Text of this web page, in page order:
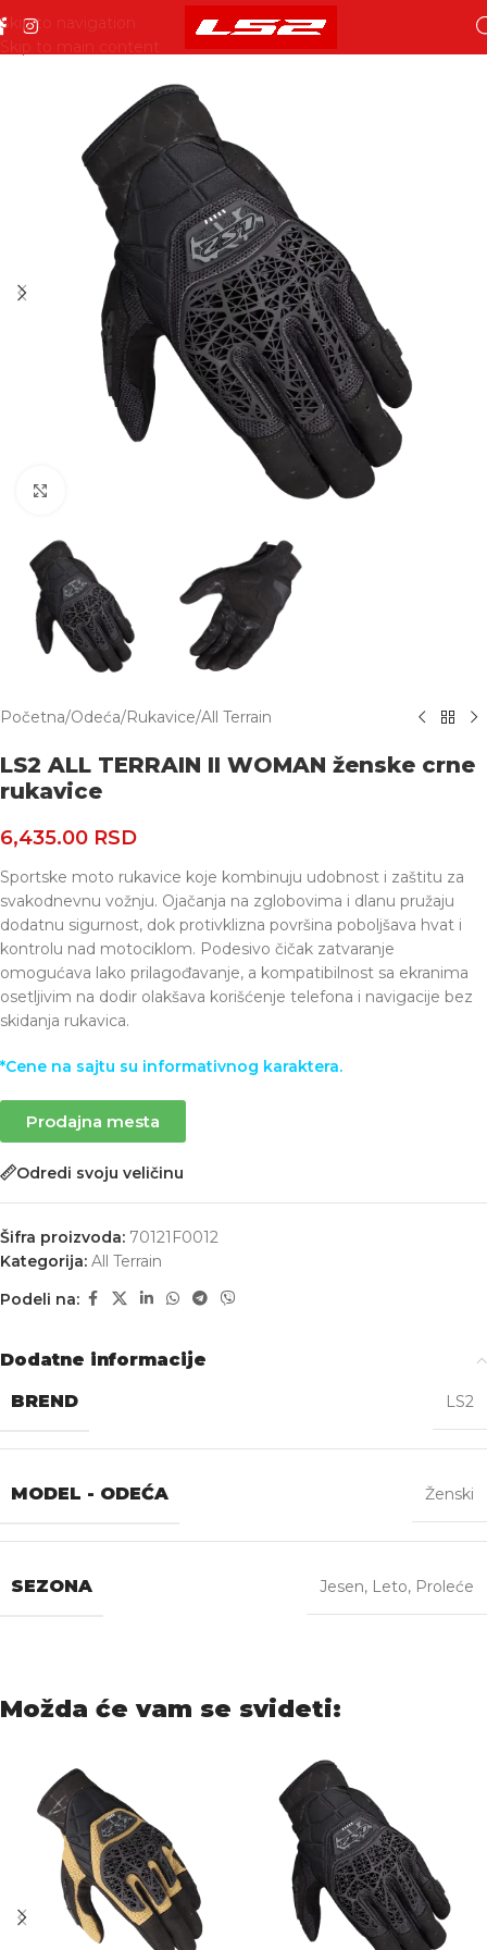
Skip to navigation
Skip to main content
Početna/Odeća/Rukavice/All Terrain
LS2 ALL TERRAIN II WOMAN ženske crne
rukavice
6,435.00 RSD
Sportske moto rukavice koje kombinuju udobnost i zaštitu za
svakodnevnu vožnju. Ojačanja na zglobovima i dlanu pružaju
dodatnu sigurnost, dok protivklizna površina poboljšava hvat i
kontrolu nad motociklom. Podesivo čičak zatvaranje
omogućava lako prilagođavanje, a kompatibilnost sa ekranima
osetljivim na dodir olakšava korišćenje telefona i navigacije bez
skidanja rukavica.
*Cene na sajtu su informativnog karaktera.
Prodajna mesta
Odredi svoju veličinu
Šifra proizvoda: 70121F0012
Kategorija: All Terrain
Podeli na:
Dodatne informacije
BREND
LS2
MODEL - ODEĆA Ženski
SEZONA Jesen, Leto, Proleće
Možda će vam se svideti: